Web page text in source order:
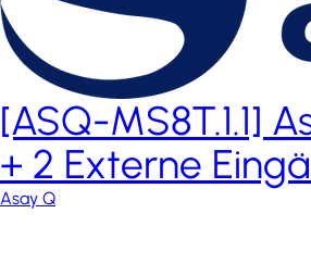
[ASQ-MS8T.1.1]
+ 2 Externe
Asay Q